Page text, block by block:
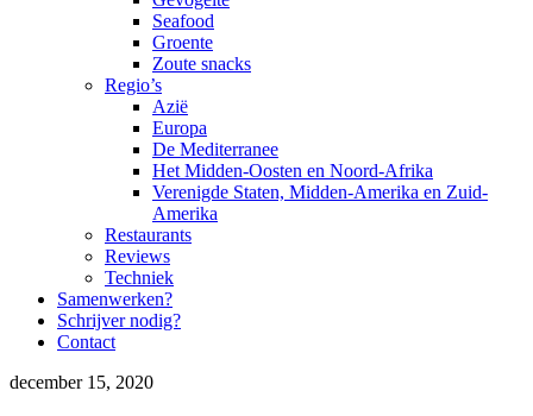
Seafood
Groente
Zoute snacks
Regio’s
Azië
Europa
De Mediterranee
Het Midden-Oosten en Noord-Afrika
Verenigde Staten, Midden-Amerika en Zuid-
Amerika
Restaurants
Reviews
Techniek
Samenwerken?
Schrijver nodig?
Contact
december 15, 2020